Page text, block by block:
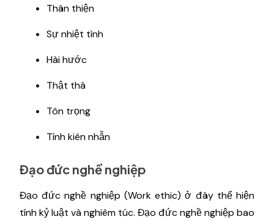
Thân thiện
Sự nhiệt tình
Hài hước
Thật thà
Tôn trọng
Tính kiên nhẫn
Đạo đức nghề nghiệp
Đạo đức nghề nghiệp (Work ethic) ở đây thể hiện
tính kỷ luật và nghiêm túc. Đạo đức nghề nghiệp bao